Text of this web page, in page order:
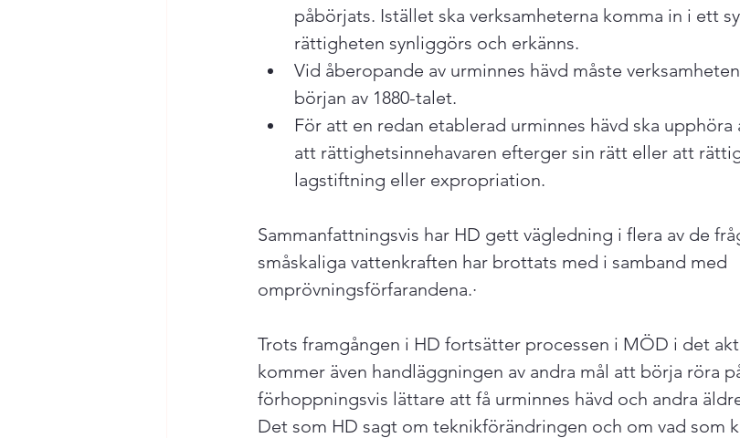
påbörjats. Istället ska verksamheterna komma in i ett
rättigheten synliggörs och erkänns.
Vid åberopande av urminnes hävd måste
början av 1880-talet.
För att en redan etablerad urminnes hävd ska
att rättighetsinnehavaren efterger sin rätt eller att
lagstiftning eller expropriation.
Sammanfattningsvis har HD gett vägledning i flera av de
småskaliga vattenkraften har brottats med i samband med
omprövningsförfarandena.·
Trots framgången i HD fortsätter processen i MÖD i det
kommer även handläggningen av andra mål att börja röra
förhoppningsvis lättare att få urminnes hävd och andra
Det som HD sagt om teknikförändringen och om vad som